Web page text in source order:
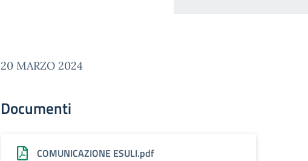
20 MARZO 2024
Documenti
COMUNICAZIONE ESULI.pdf